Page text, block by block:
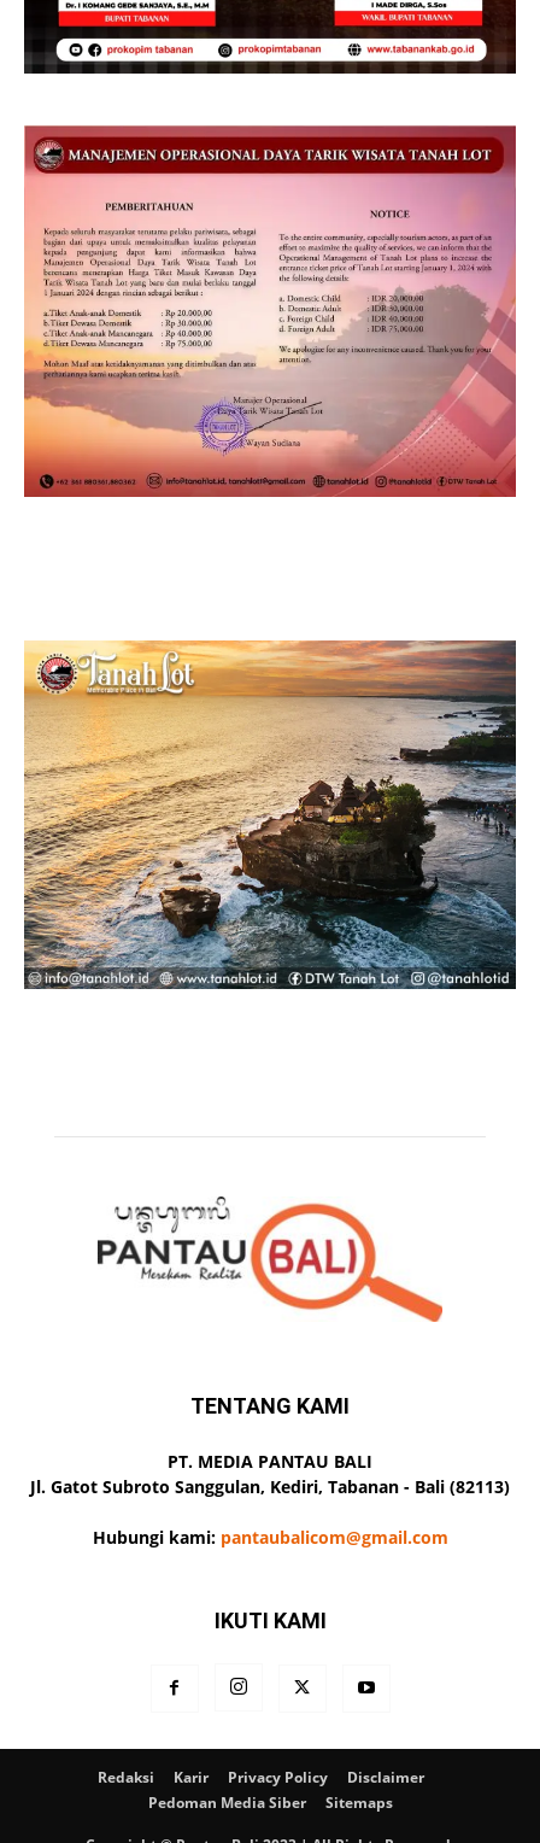
TENTANG KAMI
PT. MEDIA PANTAU BALI
Jl. Gatot Subroto Sanggulan, Kediri, Tabanan - Bali (82113)
Hubungi kami: pantaubalicom@gmail.com
IKUTI KAMI
Redaksi Karir Privacy Policy
Disclaimer
Pedoman Media Siber
Sitemaps